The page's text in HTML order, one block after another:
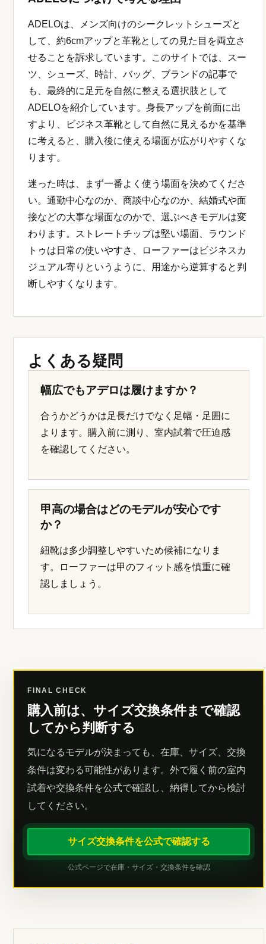
ADELOは、メンズ向けのシークレットシューズと
して、約6cmアップと革靴としての見た目を両立さ
せることを訴求しています。このサイトでは、スー
ツ、シューズ、時計、バッグ、ブランドの記事で
も、最終的に足元を自然に整える選択肢として
ADELOを紹介しています。身長アップを前面に出
すより、ビジネス革靴として自然に見えるかを基準
に考えると、購入後に使える場面が広がりやすくな
ります。
迷った時は、まず一番よく使う場面を決めてくださ
い。通勤中心なのか、商談中心なのか、結婚式や面
接などの大事な場面なのかで、選ぶべきモデルは変
わります。ストレートチップは堅い場面、ラウンド
トゥは日常の使いやすさ、ローファーはビジネスカ
ジュアル寄りというように、用途から逆算すると判
断しやすくなります。
よくある疑問
幅広でもアデロは履けますか？
合うかどうかは足長だけでなく足幅・足囲に
よります。購入前に測り、室内試着で圧迫感
を確認してください。
甲高の場合はどのモデルが安心です
か？
紐靴は多少調整しやすいため候補になりま
す。ローファーは甲のフィット感を慎重に確
認しましょう。
FINAL CHECK
購入前は、サイズ交換条件まで確認
してから判断する
気になるモデルが決まっても、在庫、サイズ、交換
条件は変わる可能性があります。外で履く前の室内
試着や交換条件を公式で確認し、納得してから検討
してください。
サイズ交換条件を公式で確認する
公式ページで在庫・サイズ・交換条件を確認